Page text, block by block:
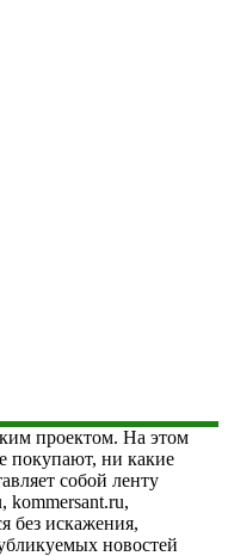
проектом. На этом
покупают, ни какие
собой ленту
kommersant.ru,
без искажения,
новостей